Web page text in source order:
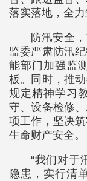
落实落地，全力
防汛安全
监委严肃防汛
能部门加强监
板。同时，推
规定精神学习
守、设备检修
项工作，坚决
生命财产安全。
“我们对于
隐患，实行清